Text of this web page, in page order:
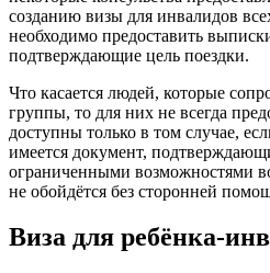
созданию визы для инвалидов
необходимо предоставить
подтверждающие цель поездки.
Что касается людей, которые
группы, то для них не всегда
доступны только в том случае,
имеется документ,
ограниченными возможностями
не обойдётся без сторонней
Виза для ребёнка-